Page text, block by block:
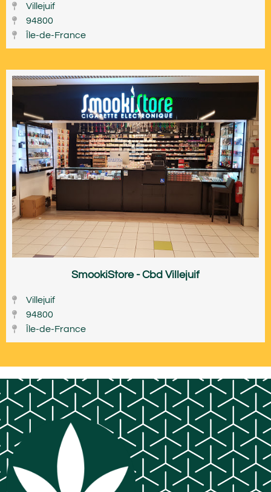
Villejuif
94800
Île-de-France
SmookiStore - Cbd Villejuif
Villejuif
94800
Île-de-France